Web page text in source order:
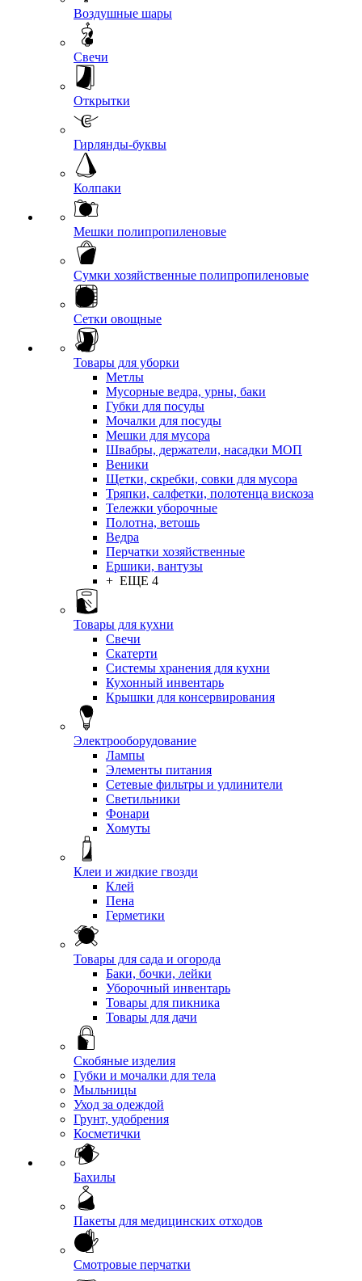
Воздушные шары
Свечи
Открытки
Гирлянды-буквы
Колпаки
Мешки полипропиленовые
Сумки хозяйственные полипропиленовые
Сетки овощные
Товары для уборки
Метлы
Мусорные ведра, урны, баки
Губки для посуды
Мочалки для посуды
Мешки для мусора
Швабры, держатели, насадки МОП
Веники
Щетки, скребки, совки для мусора
Тряпки, салфетки, полотенца вискоза
Тележки уборочные
Полотна, ветошь
Ведра
Перчатки хозяйственные
Ершики, вантузы
+ ЕЩЕ 4
Товары для кухни
Свечи
Скатерти
Системы хранения для кухни
Кухонный инвентарь
Крышки для консервирования
Электрооборудование
Лампы
Элементы питания
Сетевые фильтры и удлинители
Светильники
Фонари
Хомуты
Клеи и жидкие гвозди
Клей
Пена
Герметики
Товары для сада и огорода
Баки, бочки, лейки
Уборочный инвентарь
Товары для пикника
Товары для дачи
Скобяные изделия
Губки и мочалки для тела
Мыльницы
Уход за одеждой
Грунт, удобрения
Косметички
Бахилы
Пакеты для медицинских отходов
Смотровые перчатки